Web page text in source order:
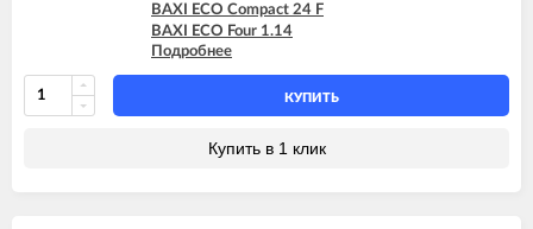
BAXI ECO Compact 24 F
BAXI ECO Four 1.14
BAXI ECO Four 1.14 F
BAXI ECO Four 1.24
BAXI ECO Four 1.24 F
BAXI ECO Four 24
BAXI ECO Home 10F (765857701)
Подробнее
КУПИТЬ
Купить в 1 клик